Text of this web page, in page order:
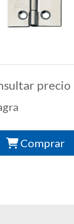
Bisagraprecio
Comprar